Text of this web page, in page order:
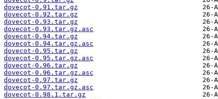
dovecot-0.91.tar.gz
dovecot-0.92.tar.gz
dovecot-0.93.tar.gz
dovecot-0.93.tar.gz.asc
dovecot-0.94.tar.gz
dovecot-0.94.tar.gz.asc
dovecot-0.95.tar.gz
dovecot-0.95.tar.gz.asc
dovecot-0.96.tar.gz
dovecot-0.96.tar.gz.asc
dovecot-0.97.tar.gz
dovecot-0.97.tar.gz.asc
dovecot-0.98.1.tar.gz